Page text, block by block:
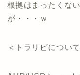
根拠はまったくな
が・・・ｗ
＜トラリピについて